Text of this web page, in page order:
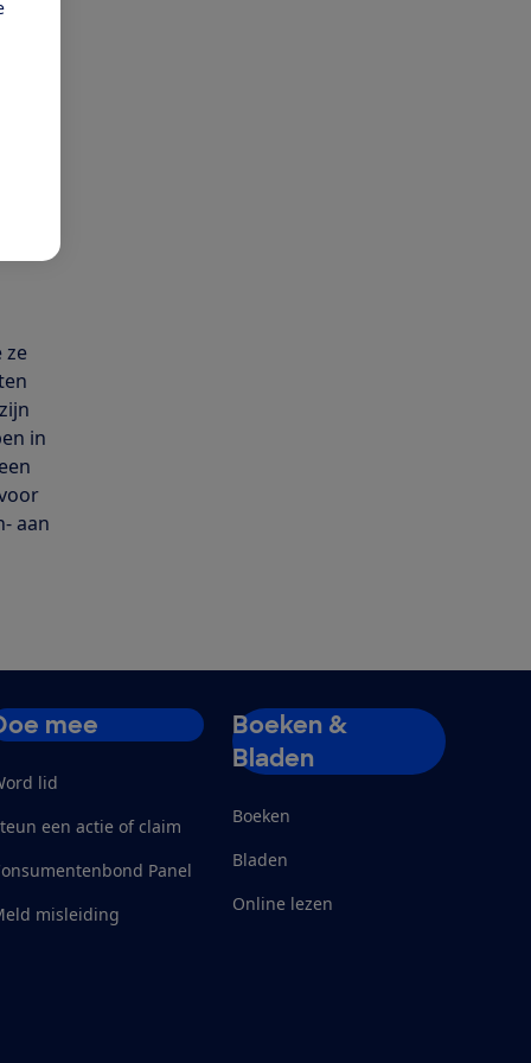
ze
in
aan
mee
lid
een actie of claim
Panel
misleiding
Boeken &
Bladen
Boeken
Bladen
Online lezen